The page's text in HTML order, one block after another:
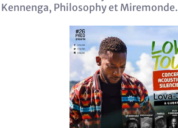
Kennenga, Philosophy et Miremonde.